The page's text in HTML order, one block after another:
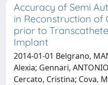
Accuracy of Semi
in Reconstruction of
prior to
Implant
2014-01-01 Belgrano,
Alexia; Gennari,
Cercato, Cristina; Cova,